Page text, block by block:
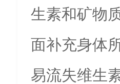
生素和矿物
面补充身体
易流失维生